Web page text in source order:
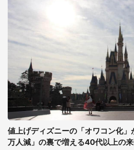
値上げディズニーの「オワコン化
万人減」の裏で増える40代以上の